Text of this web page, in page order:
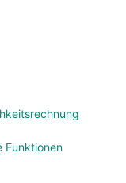
Funktionen